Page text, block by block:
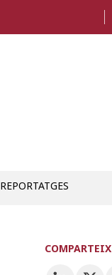
REPORTATGES
COMPARTEIX